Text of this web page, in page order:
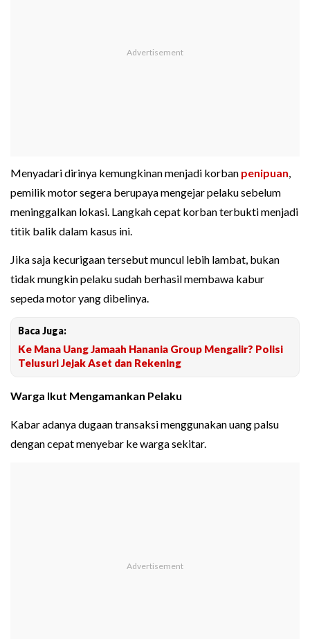
Menyadari dirinya kemungkinan menjadi korban penipuan,
pemilik motor segera berupaya mengejar pelaku sebelum
meninggalkan lokasi. Langkah cepat korban terbukti menjadi
titik balik dalam kasus ini.
Jika saja kecurigaan tersebut muncul lebih lambat, bukan
tidak mungkin pelaku sudah berhasil membawa kabur
sepeda motor yang dibelinya.
Baca Juga:
Ke Mana Uang Jamaah Hanania Group Mengalir? Polisi
Telusuri Jejak Aset dan Rekening
Warga Ikut Mengamankan Pelaku
Kabar adanya dugaan transaksi menggunakan uang palsu
dengan cepat menyebar ke warga sekitar.